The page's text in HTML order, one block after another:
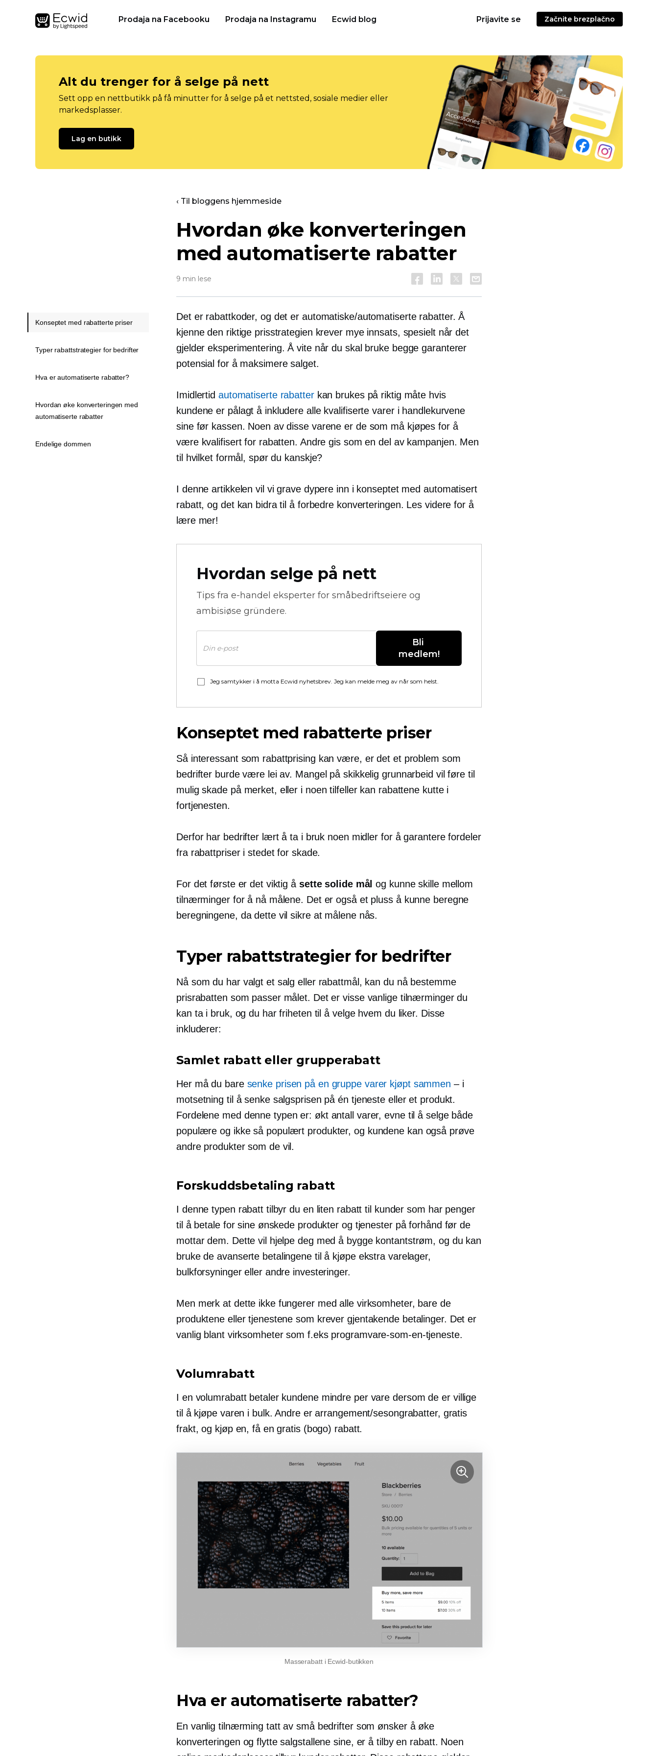
Prodaja na Facebooku Prodaja na Instagramu Ecwid blog Prijavite se Začnite brezplačno
Alt du trenger for å selge på nett
Sett opp en nettbutikk på få minutter for å selge på et nettsted, sosiale medier eller
markedsplasser.
Lag en butikk
‹ Til bloggens hjemmeside
Hvordan øke konverteringen
med automatiserte rabatter
9 min lese
Det er rabattkoder, og det er automatiske/automatiserte rabatter. Å
kjenne den riktige prisstrategien krever mye innsats, spesielt når det
gjelder eksperimentering. Å vite når du skal bruke begge garanterer
potensial for å maksimere salget.
Imidlertid automatiserte rabatterkan brukes på riktig måte hvis
kundene er pålagt å inkludere alle kvalifiserte varer i handlekurvene
sine før kassen. Noen av disse varene er de som må kjøpes for å
være kvalifisert for rabatten. Andre gis som en del av kampanjen. Men
til hvilket formål, spør du kanskje?
I denne artikkelen vil vi grave dypere inn i konseptet med automatisert
rabatt, og det kan bidra til å forbedre konverteringen. Les videre for å
lære mer!
Hvordan selge på nett
Tips fra e-handel eksperter for småbedriftseiere og
ambisiøse gründere.
Bli
medlem!
Jeg samtykker i å motta Ecwid nyhetsbrev. Jeg kan melde meg av når som helst.
Konseptet med rabatterte priser
Så interessant som rabattprising kan være, er det et problem som
bedrifter burde være lei av. Mangel på skikkelig grunnarbeid vil føre til
mulig skade på merket, eller i noen tilfeller kan rabattene kutte i
fortjenesten.
Derfor har bedrifter lært å ta i bruk noen midler for å garantere fordeler
fra rabattpriser i stedet for skade.
For det første er det viktig å sette solide mål og kunne skille mellom
tilnærminger for å nå målene. Det er også et pluss å kunne beregne
beregningene, da dette vil sikre at målene nås.
Typer rabattstrategier for bedrifter
Nå som du har valgt et salg eller rabattmål, kan du nå bestemme
prisrabatten som passer målet. Det er visse vanlige tilnærminger du
kan ta i bruk, og du har friheten til å velge hvem du liker. Disse
inkluderer:
Samlet rabatt eller grupperabatt
Her må du bare senke prisen på en gruppe varer kjøpt sammen – i
motsetning til å senke salgsprisen på én tjeneste eller et produkt.
Fordelene med denne typen er: økt antall varer, evne til å selge både
populære og ikke så populært produkter, og kundene kan også prøve
andre produkter som de vil.
Forskuddsbetaling rabatt
I denne typen rabatt tilbyr du en liten rabatt til kunder som har penger
til å betale for sine ønskede produkter og tjenester på forhånd før de
mottar dem. Dette vil hjelpe deg med å bygge kontantstrøm, og du kan
bruke de avanserte betalingene til å kjøpe ekstra varelager,
bulkforsyninger eller andre investeringer.
Men merk at dette ikke fungerer med alle virksomheter, bare de
produktene eller tjenestene som krever gjentakende betalinger. Det er
vanlig blant virksomheter som f.eks programvare-som-en-tjeneste.
Volumrabatt
I en volumrabatt betaler kundene mindre per vare dersom de er villige
til å kjøpe varen i bulk. Andre er arrangement/sesongrabatter, gratis
frakt, og kjøp en, få en gratis (bogo) rabatt.
Masserabatt i Ecwid-butikken
Hva er automatiserte rabatter?
En vanlig tilnærming tatt av små bedrifter som ønsker å øke
konverteringen og flytte salgstallene sine, er å tilby en rabatt. Noen
Konseptet med rabatterte priser
Typer rabattstrategier for bedrifter
Hva er automatiserte rabatter?
Hvordan øke konverteringen med
automatiserte rabatter
Endelige dommen